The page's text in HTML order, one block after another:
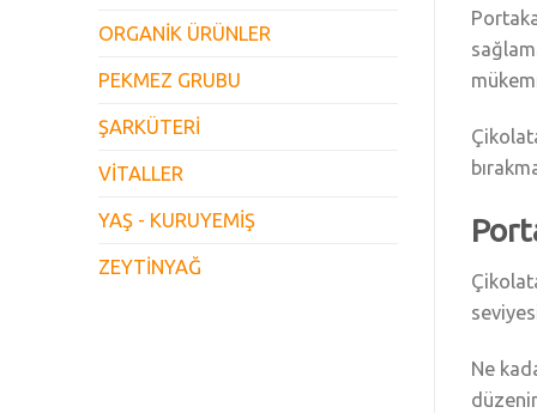
ORGANİK ÜRÜNLER
PEKMEZ GRUBU
ŞARKÜTERİ
VİTALLER
YAŞ - KURUYEMİŞ
ZEYTİNYAĞ
Ne